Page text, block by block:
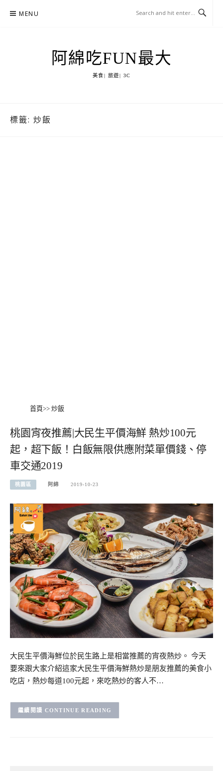
MENU
阿綿吃FUN最大
美食| 旅遊| 3C
標籤: 炒飯
首頁>> 炒飯
桃園宵夜推薦|大民生平價海鮮 熱炒100元
起，超下飯！白飯無限供應附菜單價錢、停
車交通2019
桃園區 阿綿 2019-10-23
大民生平價海鮮位於民生路上是相當推薦的宵夜熱炒。 今天
要來跟大家介紹這家大民生平價海鮮熱炒是朋友推薦的美食小
吃店，熱炒每道100元起，來吃熱炒的客人不…
CONTINUE READING